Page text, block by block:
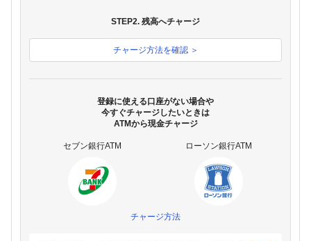
STEP2. 残高へチャージ
チャージ方法を確認 ＞
登録に使える口座がない場合や
今すぐチャージしたいときは
ATMから現金チャージ
セブン銀行ATM ローソン銀行ATM
チャージ方法